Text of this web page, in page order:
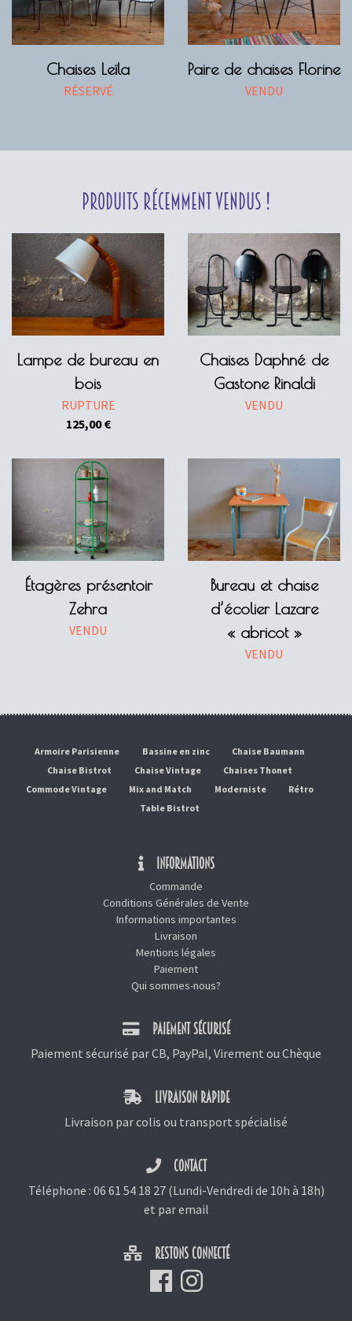
Chaises Leïla
RÉSERVÉ
Paire de chaises Florine
VENDU
Produits récemment vendus !
Lampe de bureau en
bois
RUPTURE
125,00€
Chaises Daphné de
Gastone Rinaldi
VENDU
Étagères présentoir
Zehra
VENDU
Bureau et chaise
d’écolier Lazare
« abricot »
VENDU
Armoire Parisienne Bassine en zinc
Chaise Baumann
Chaise Bistrot
Chaise Vintage
Chaises Thonet
Commode Vintage
Mix and Match Moderniste
Rétro
Table Bistrot
INFORMATIONS
Commande
Conditions Générales de Vente
Informations importantes
Livraison
Mentions légales
Paiement
Qui sommes-nous?
PAIEMENT SÉCURISÉ
Paiement sécurisé par CB, PayPal, Virement ou Chèque
LIVRAISON RAPIDE
Livraison par colis ou transport spécialisé
CONTACT
Téléphone : 06 61 54 18 27(Lundi-Vendredi de 10h à 18h)
et par email
RESTONS CONNECTÉ